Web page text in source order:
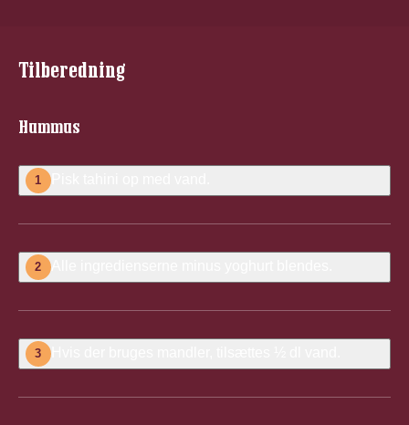
Tilberedning
Hummus
1 Pisk tahini op med vand.
2 Alle ingredienserne minus yoghurt blendes.
3 Hvis der bruges mandler, tilsættes ½ dl vand.